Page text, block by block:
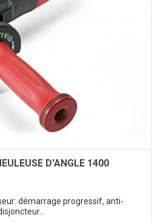
D'ANGLE 1400
démarrage progressif, anti-